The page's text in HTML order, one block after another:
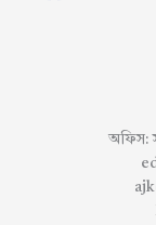
অফিস: